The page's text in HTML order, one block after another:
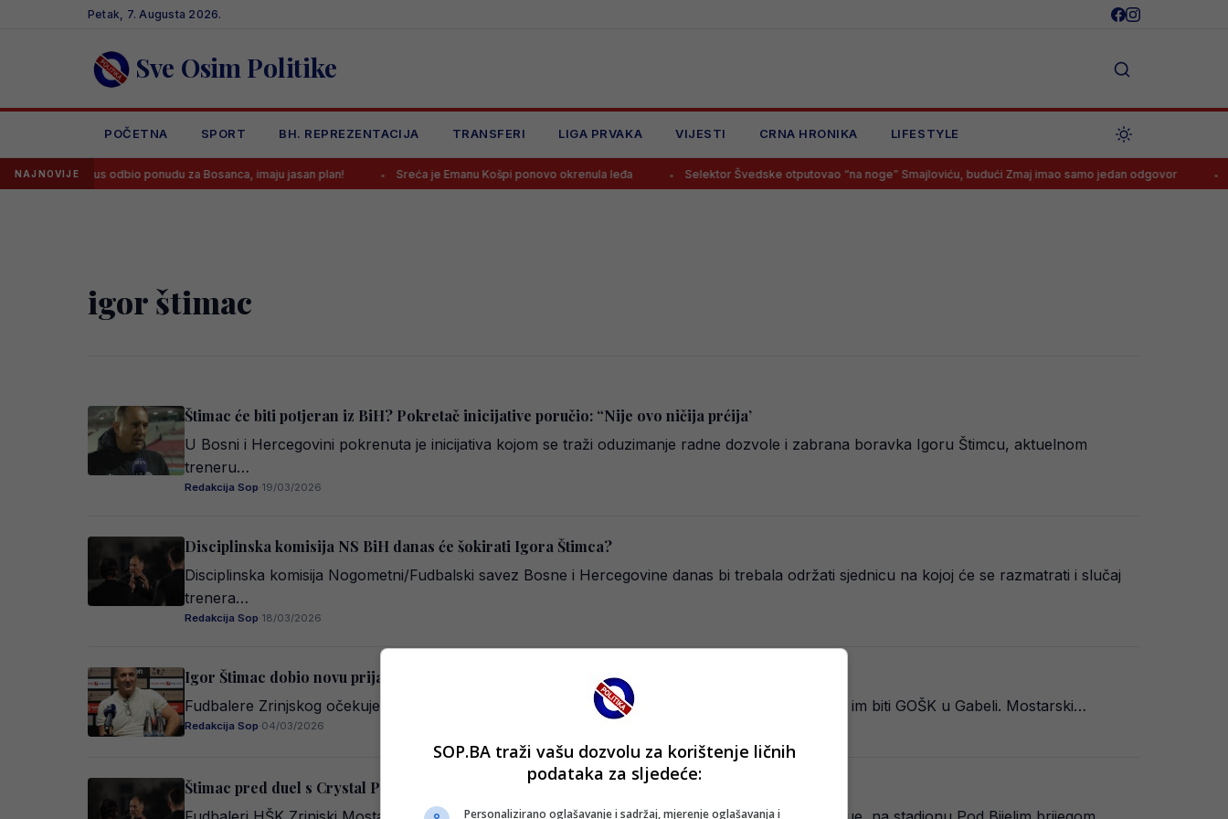
Petak, 7. Augusta 2026.
Sve Osim Politike
POČETNA SPORT BH. REPREZENTACIJA TRANSFERI LIGA PRVAKA VIJESTI CRNA HRONIKA LIFESTYLE
NAJNOVIJE
Juventus odbio ponudu za Bosanca, imaju jasan plan! Sreća je Emanu Košpi ponovo okrenula leđa Selektor Švedske otputovao “na noge” Smajloviću, budući Zmaj imao samo jedan odgovor
igor štimac
Štimac će biti potjeran iz BiH? Pokretač inicijative poručio: “Nije ovo ničija prćija’
U Bosni i Hercegovini pokrenuta je inicijativa kojom se traži oduzimanje radne dozvole i zabrana boravka Igoru Štimcu, aktuelnom
treneru…
Redakcija Sop·19/03/2026
Disciplinska komisija NS BiH danas će šokirati Igora Štimca?
Disciplinska komisija Nogometni/Fudbalski savez Bosne i Hercegovine danas bi trebala održati sjednicu na kojoj će se razmatrati i slučaj
trenera…
Redakcija Sop·18/03/2026
Igor Štimac dobio novu prijavu od NS BiH, oglasio se oštrom porukom
Fudbalere Zrinjskog očekuje prvi susret osmine finala Kupa Bosne i Hercegovine, a protivnik će im biti GOŠK u Gabeli. Mostarski…
Redakcija Sop·04/03/2026
Štimac pred duel s Crystal Palaceom: Imamo jasan plan za ovu utakmicu..
SOP.BA traži vašu dozvolu za korištenje ličnih
podataka za sljedeće:
Personalizirano oglašavanje i sadržaj, mjerenje oglašavanja i